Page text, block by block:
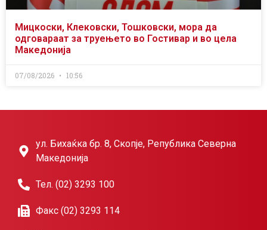
Мицкоски, Клековски, Тошковски, мора да
одговараат за труењето во Гостивар и во цела
Македонија
07/08/2026 10:56
ул. Бихаќка бр. 8, Скопје, Република Северна
Македонија
Тел. (02) 3293 100
Факс (02) 3293 114